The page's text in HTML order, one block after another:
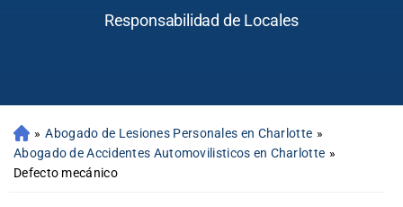
Responsabilidad de Locales
» Abogado de Lesiones Personales en Charlotte »
Abogado de Accidentes Automovilisticos en Charlotte »
Defecto mecánico